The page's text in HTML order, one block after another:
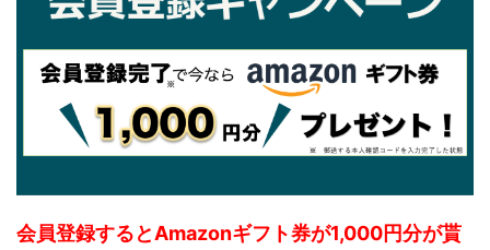
会員登録するとAmazonギフト券が1,000円分が貰